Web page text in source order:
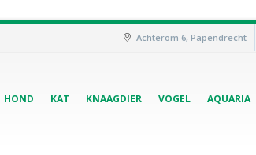
Achterom 6, Papendrecht
HOND KAT KNAAGDIER VOGEL AQUARIA